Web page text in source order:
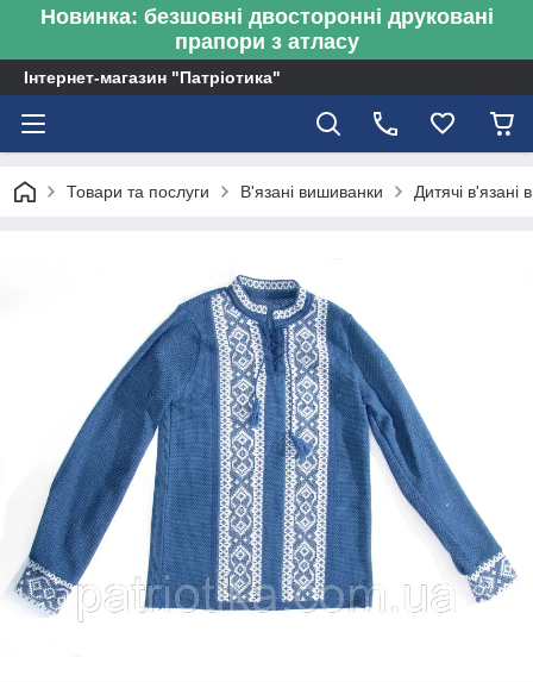
Новинка: безшовні двосторонні друковані
прапори з атласу
Інтернет-магазин "Патріотика"
Товари та послуги В'язані вишиванки Дитячі в'язані